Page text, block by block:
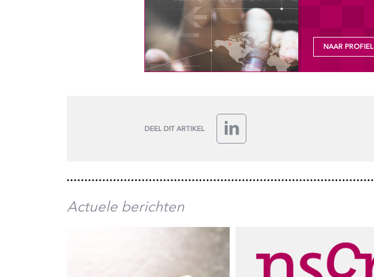
NAAR PROFIEL
DEEL DIT ARTIKEL
LinkedIn
Actuele berichten